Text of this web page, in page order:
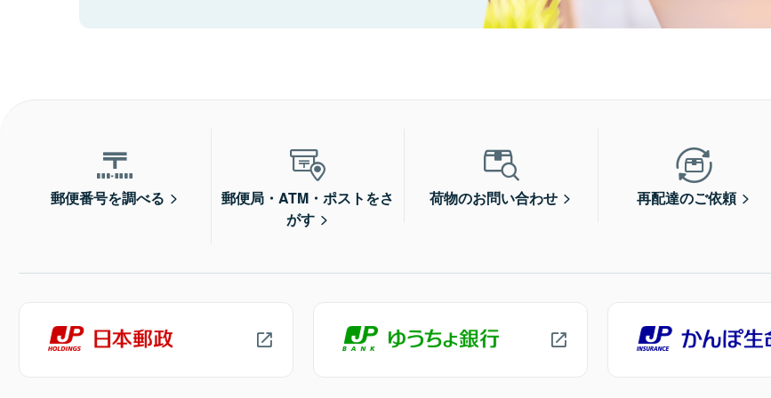
郵便番号を調べる
郵便局・ATM・ポストをさ
がす
荷物のお問い合わせ 再配達のご依頼